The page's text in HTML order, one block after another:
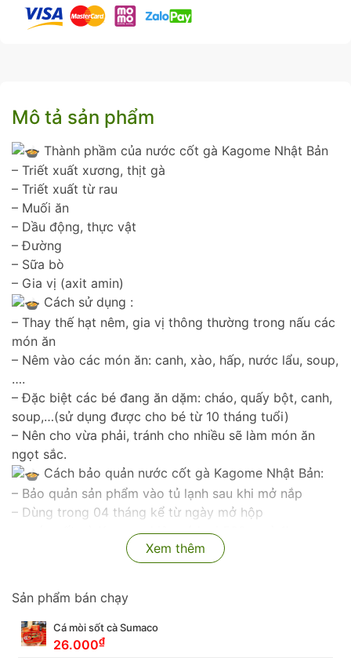
Mô tả sản phẩm
Thành phầm của nước cốt gà Kagome Nhật Bản
– Triết xuất xương, thịt gà
– Triết xuất từ rau
– Muối ăn
– Dầu động, thực vật
– Đường
– Sữa bò
– Gia vị (axit amin)
Cách sử dụng :
– Thay thế hạt nêm, gia vị thông thường trong nấu các
món ăn
– Nêm vào các món ăn: canh, xào, hấp, nước lẩu, soup,
….
– Đặc biệt các bé đang ăn dặm: cháo, quấy bột, canh,
soup,…(sử dụng được cho bé từ 10 tháng tuổi)
– Nên cho vừa phải, tránh cho nhiều sẽ làm món ăn
ngọt sắc.
Cách bảo quản nước cốt gà Kagome Nhật Bản:
– Bảo quản sản phẩm vào tủ lạnh sau khi mở nắp
– Dùng trong 04 tháng kể từ ngày mở hộp
– nước cốt gà Kagome hiện có loại 500gr và 1kg.
Xem thêm
Sản phẩm bán chạy
Cá mòi sốt cà Sumaco
26.000₫